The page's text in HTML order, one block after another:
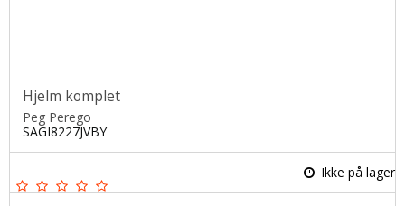
Hjelm komplet
Peg Perego
SAGI8227JVBY
Ikke på lager